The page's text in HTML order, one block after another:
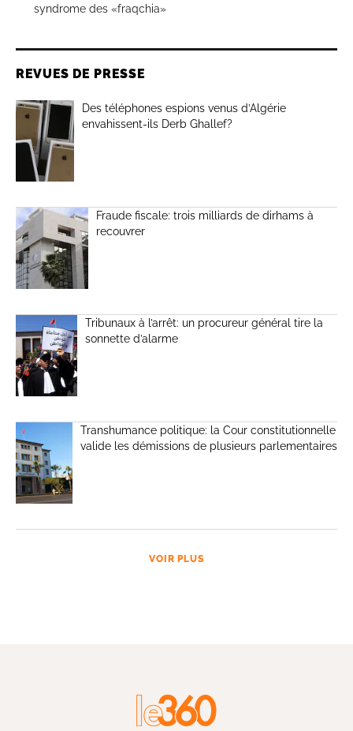
syndrome des «fraqchia»
REVUES DE PRESSE
Des téléphones espions venus d’Algérie
envahissent-ils Derb Ghallef?
Fraude fiscale: trois milliards de dirhams à
recouvrer
Tribunaux à l’arrêt: un procureur général tire la
sonnette d’alarme
Transhumance politique: la Cour constitutionnelle
valide les démissions de plusieurs parlementaires
VOIR PLUS